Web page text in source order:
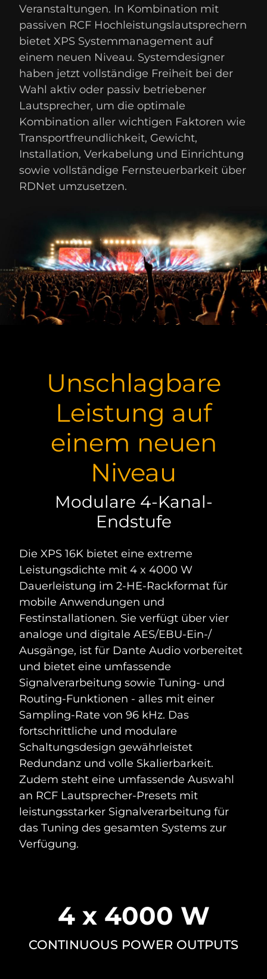
Veranstaltungen. In Kombination mit
passiven RCF Hochleistungslautsprechern
bietet XPS Systemmanagement auf
einem neuen Niveau. Systemdesigner
haben jetzt vollständige Freiheit bei der
Wahl aktiv oder passiv betriebener
Lautsprecher, um die optimale
Kombination aller wichtigen Faktoren wie
Transportfreundlichkeit, Gewicht,
Installation, Verkabelung und Einrichtung
sowie vollständige Fernsteuerbarkeit über
RDNet umzusetzen.
Unschlagbare
Leistung auf
einem neuen
Niveau
Modulare 4-Kanal-
Endstufe
Die XPS 16K bietet eine extreme
Leistungsdichte mit 4 x 4000 W
Dauerleistung im 2-HE-Rackformat für
mobile Anwendungen und
Festinstallationen. Sie verfügt über vier
analoge und digitale AES/EBU-Ein-/
Ausgänge, ist für Dante Audio vorbereitet
und bietet eine umfassende
Signalverarbeitung sowie Tuning- und
Routing-Funktionen - alles mit einer
Sampling-Rate von 96 kHz. Das
fortschrittliche und modulare
Schaltungsdesign gewährleistet
Redundanz und volle Skalierbarkeit.
Zudem steht eine umfassende Auswahl
an RCF Lautsprecher-Presets mit
leistungsstarker Signalverarbeitung für
das Tuning des gesamten Systems zur
Verfügung.
4 x 4000 W
CONTINUOUS POWER OUTPUTS